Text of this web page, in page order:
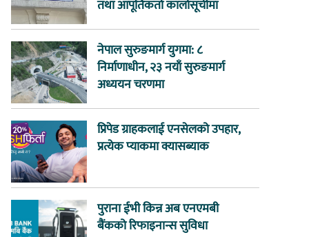
तथा आपूर्तिकर्ता कालोसूचीमा
नेपाल सुरुङमार्ग युगमा: ८
निर्माणाधीन, २३ नयाँ सुरुङमार्ग
अध्ययन चरणमा
प्रिपेड ग्राहकलाई एनसेलको उपहार,
प्रत्येक प्याकमा क्यासब्याक
पुराना ईभी किन्न अब एनएमबी
बैंकको रिफाइनान्स सुविधा